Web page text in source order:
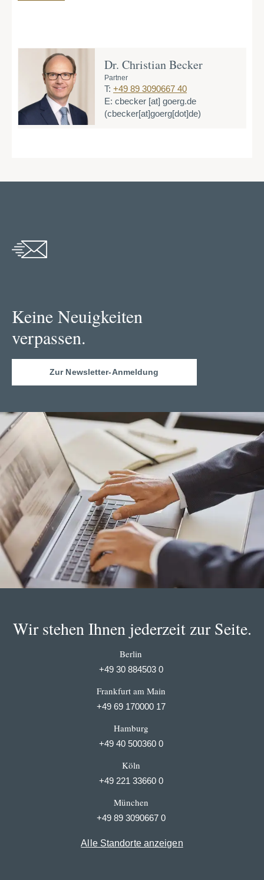
Dr. Christian Becker
Partner
T: +49 89 3090667 40
E: cbecker [at] goerg.de
(cbecker[at]goerg[dot]de)
Keine Neuigkeiten
verpassen.
Zur Newsletter-Anmeldung
Wir stehen Ihnen jederzeit zur Seite.
Berlin
+49 30 884503 0
Frankfurt am Main
+49 69 170000 17
Hamburg
+49 40 500360 0
Köln
+49 221 33660 0
München
+49 89 3090667 0
Alle Standorte anzeigen